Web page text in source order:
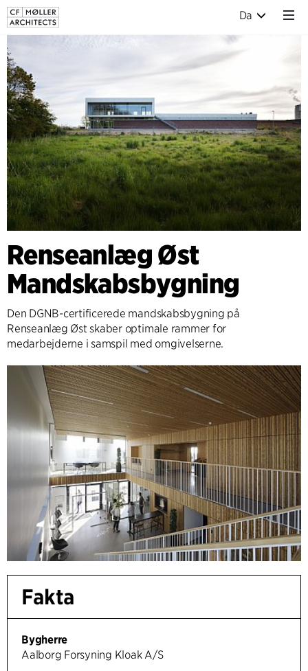
Da
Renseanlæg Øst
Mandskabsbygning
Den DGNB-certificerede mandskabsbygning på
Renseanlæg Øst skaber optimale rammer for
medarbejderne i samspil med omgivelserne.
Fakta
Bygherre
Aalborg Forsyning Kloak A/S